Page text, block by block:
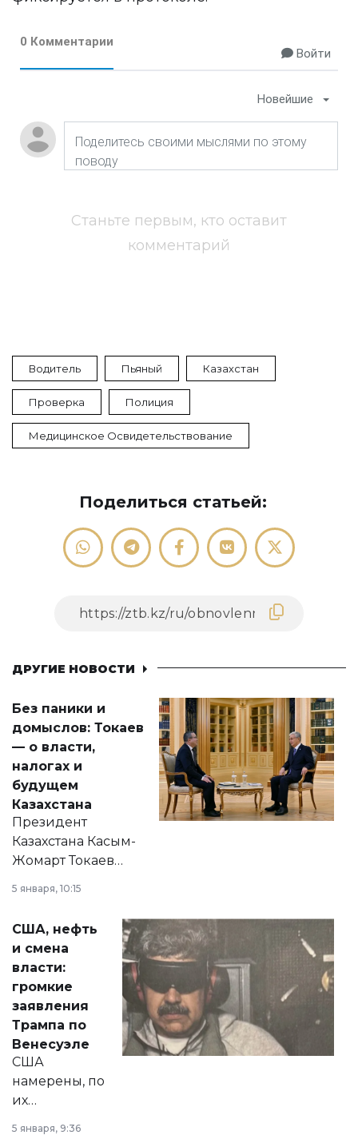
0 Комментарии
Войти
Новейшие
Станьте первым, кто оставит
комментарий
Водитель Пьяный Казахстан
Проверка Полиция
Медицинское Освидетельствование
Поделиться статьей:
ДРУГИЕ НОВОСТИ
Без паники и
домыслов: Токаев
— о власти,
налогах и
будущем
Казахстана
Президент
Казахстана Касым-
Жомарт Токаев
сразу несколько
актуальных тем —
от слухов о
политических
реформах до
вопросов армии,
экономики и
личного здоровья.
5 января, 10:15
США, нефть
и смена
власти:
громкие
заявления
Трампа по
Венесуэле
США
намерены, по
их
принести
5 января, 9:36